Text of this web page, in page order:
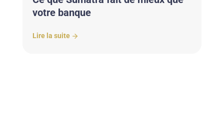
votre banque
Lire la suite